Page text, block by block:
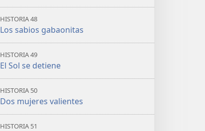
HISTORIA 48
Los sabios gabaonitas
HISTORIA 49
El Sol se detiene
HISTORIA 50
Dos mujeres valientes
HISTORIA 51